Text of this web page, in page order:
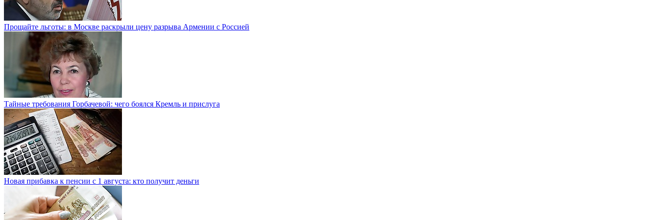
Прощайте льготы: в Москве раскрыли цену разрыва Армении с Россией
Тайные требования Горбачевой: чего боялся Кремль и прислуга
Новая прибавка к пенсии с 1 августа: кто получит деньги